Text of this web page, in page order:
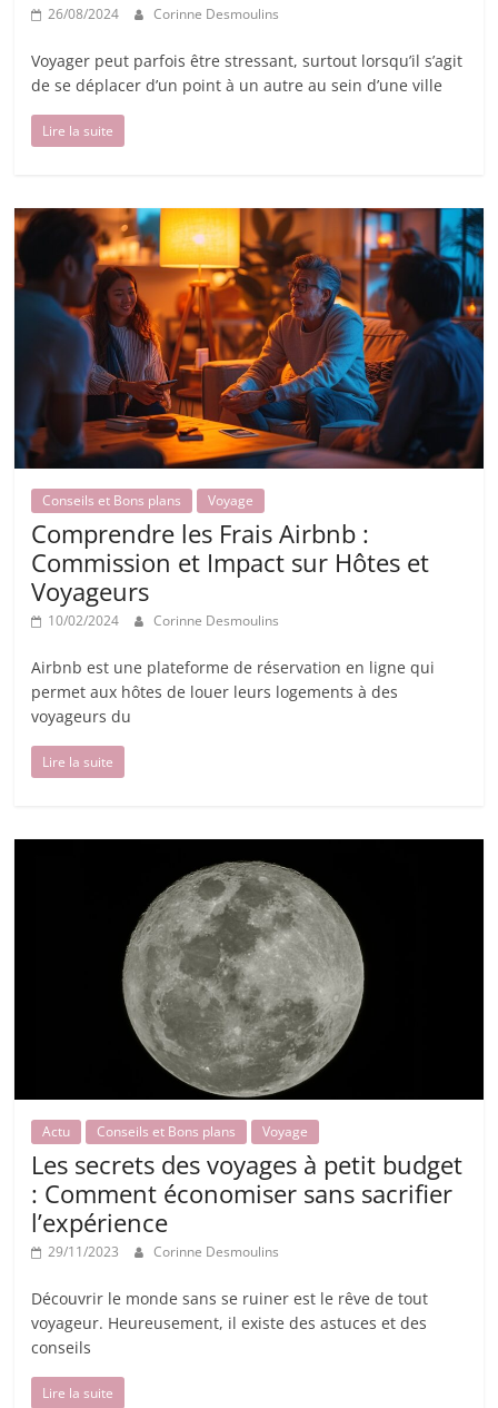
26/08/2024 Corinne Desmoulins
Voyager peut parfois être stressant, surtout lorsqu’il s’agit
de se déplacer d’un point à un autre au sein d’une ville
Lire la suite
Conseils et Bons plans Voyage
Comprendre les Frais Airbnb :
Commission et Impact sur Hôtes et
Voyageurs
10/02/2024 Corinne Desmoulins
Airbnb est une plateforme de réservation en ligne qui
permet aux hôtes de louer leurs logements à des
voyageurs du
Lire la suite
Actu Conseils et Bons plans Voyage
Les secrets des voyages à petit budget
: Comment économiser sans sacrifier
l’expérience
29/11/2023 Corinne Desmoulins
Découvrir le monde sans se ruiner est le rêve de tout
voyageur. Heureusement, il existe des astuces et des
conseils
Lire la suite